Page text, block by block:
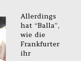
Allerdings
hat “Balla”,
wie die
Frankfurter
ihr